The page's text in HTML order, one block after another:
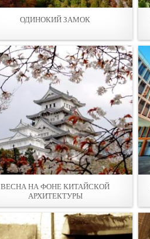
ОДИНОКИЙ ЗАМОК
ВЕСНА НА ФОНЕ КИТАЙСКОЙ
АРХИТЕКТУРЫ